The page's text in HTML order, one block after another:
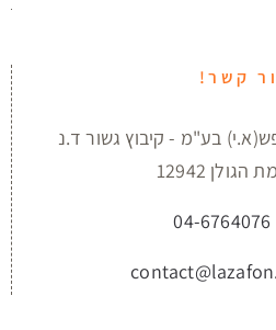
קשר!
בע"מ - קיבוץ גשור ד.נ
הגולן 12942
04-6764076